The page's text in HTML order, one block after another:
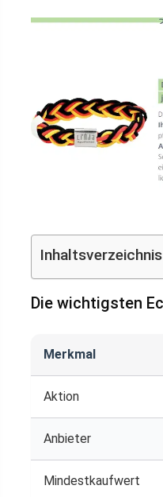
Inhaltsverzeichnis
Die wichtigsten
Merkmal
Aktion
Anbieter
Mindestkaufwert